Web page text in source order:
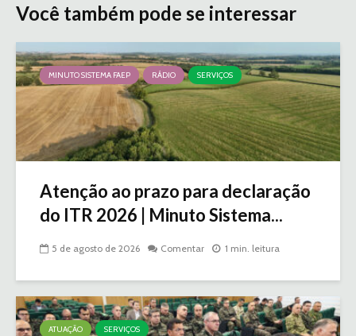
Você também pode se interessar
MINUTO SISTEMA FAEP RÁDIO SERVIÇOS
Atenção ao prazo para declaração
do ITR 2026 | Minuto Sistema...
5 de agosto de 2026 Comentar 1 min. leitura
ATUAÇÃO SERVIÇOS